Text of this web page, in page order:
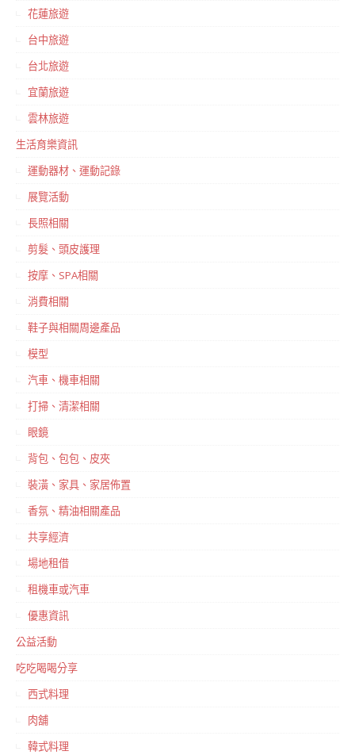
花蓮旅遊
台中旅遊
台北旅遊
宜蘭旅遊
雲林旅遊
生活育樂資訊
運動器材、運動記錄
展覽活動
長照相關
剪髮、頭皮護理
按摩、SPA相關
消費相關
鞋子與相關周邊產品
模型
汽車、機車相關
打掃、清潔相關
眼鏡
背包、包包、皮夾
裝潢、家具、家居佈置
香氛、精油相關產品
共享經濟
場地租借
租機車或汽車
優惠資訊
公益活動
吃吃喝喝分享
西式料理
肉舖
韓式料理